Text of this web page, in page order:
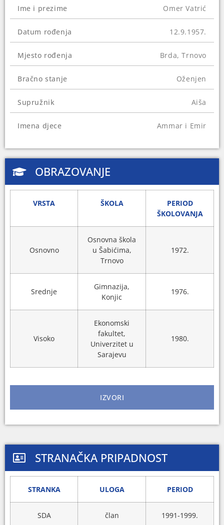
2000. do 2002. direktor Razvojne agencije SERDA.
Federalnog parlamenta, ali 2014. nije uspio
Ime i prezime Omer Vatrić
Datum rođenja 12.9.1957.
Mjesto rođenja Brda, Trnovo
Bračno stanje Oženjen
Supružnik Aiša
Imena djece Ammar i Emir
OBRAZOVANJE
VRSTA ŠKOLA
PERIOD
ŠKOLOVANJA
Osnovno
Osnovna škola
u Šabićima,
Trnovo
1972.
Srednje
Gimnazija,
Konjic
1976.
Visoko
Ekonomski
fakultet,
Univerzitet u
Sarajevu
1980.
IZVORI
STRANAČKA PRIPADNOST
STRANKA ULOGA PERIOD
SDA član 1991-1999.